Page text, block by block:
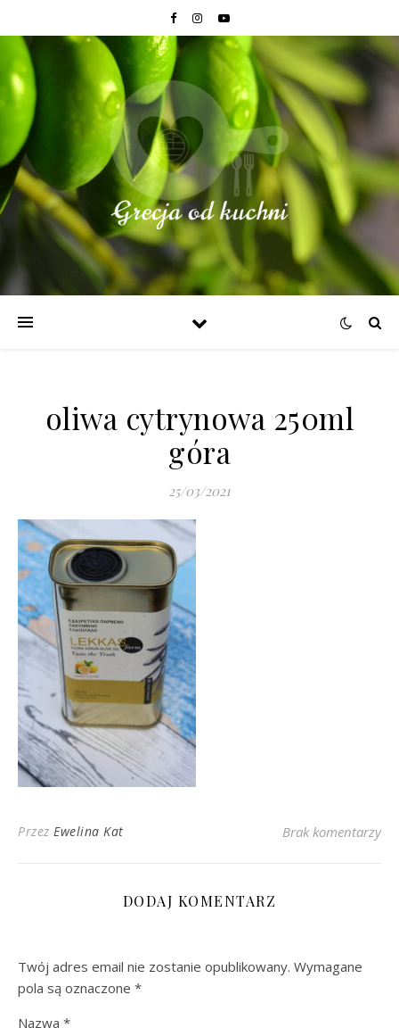
oliwa cytrynowa 250ml
góra
25/03/2021
Przez Ewelina Kat Brak komentarzy
DODAJ KOMENTARZ
Twój adres email nie zostanie opublikowany. Wymagane
pola są oznaczone *
Nazwa *